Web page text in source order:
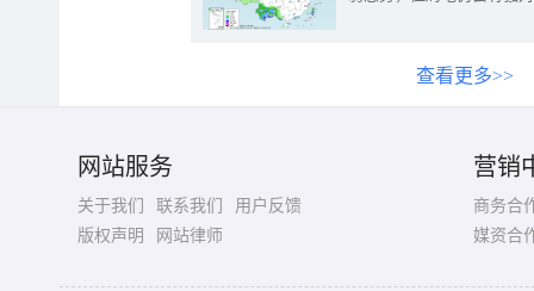
查看更多>>
网站服务
关于我们 联系我们
用户反馈
版权声明
网站律师
营销
商务合
媒资合